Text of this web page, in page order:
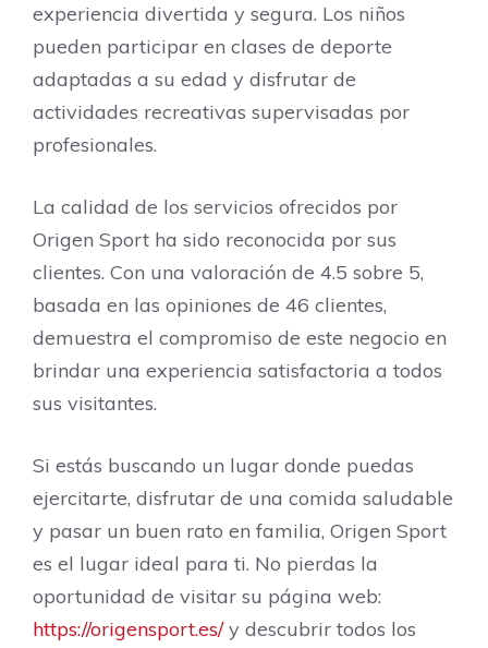
experiencia divertida y segura. Los niños
pueden participar en clases de deporte
adaptadas a su edad y disfrutar de
actividades recreativas supervisadas por
profesionales.
La calidad de los servicios ofrecidos por
Origen Sport ha sido reconocida por sus
clientes. Con una valoración de 4.5 sobre 5,
basada en las opiniones de 46 clientes,
demuestra el compromiso de este negocio en
brindar una experiencia satisfactoria a todos
sus visitantes.
Si estás buscando un lugar donde puedas
ejercitarte, disfrutar de una comida saludable
y pasar un buen rato en familia, Origen Sport
es el lugar ideal para ti. No pierdas la
oportunidad de visitar su página web:
https://origensport.es/y descubrir todos los